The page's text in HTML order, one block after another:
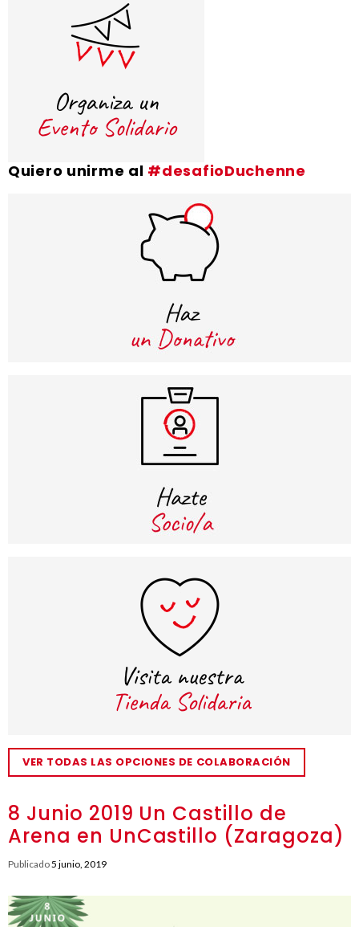
8 Junio 2019 Un Castillo de
Arena en UnCastillo (Zaragoza)
Publicado5 junio, 2019
Quiero unirme al #desafioDuchenne
VER TODAS LAS OPCIONES DE COLABORACIÓN